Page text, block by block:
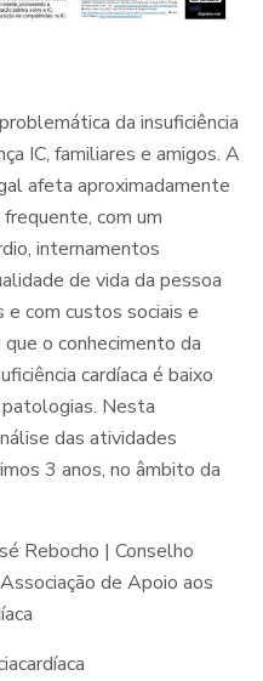
da insuficiência
IC, familiares e amigos. A
afeta aproximadamente
com um
internamentos
de vida da pessoa
com custos sociais e
o conhecimento da
cardíaca é baixo
Nesta
das atividades
3 anos, no âmbito da
Rebocho | Conselho
de Apoio aos